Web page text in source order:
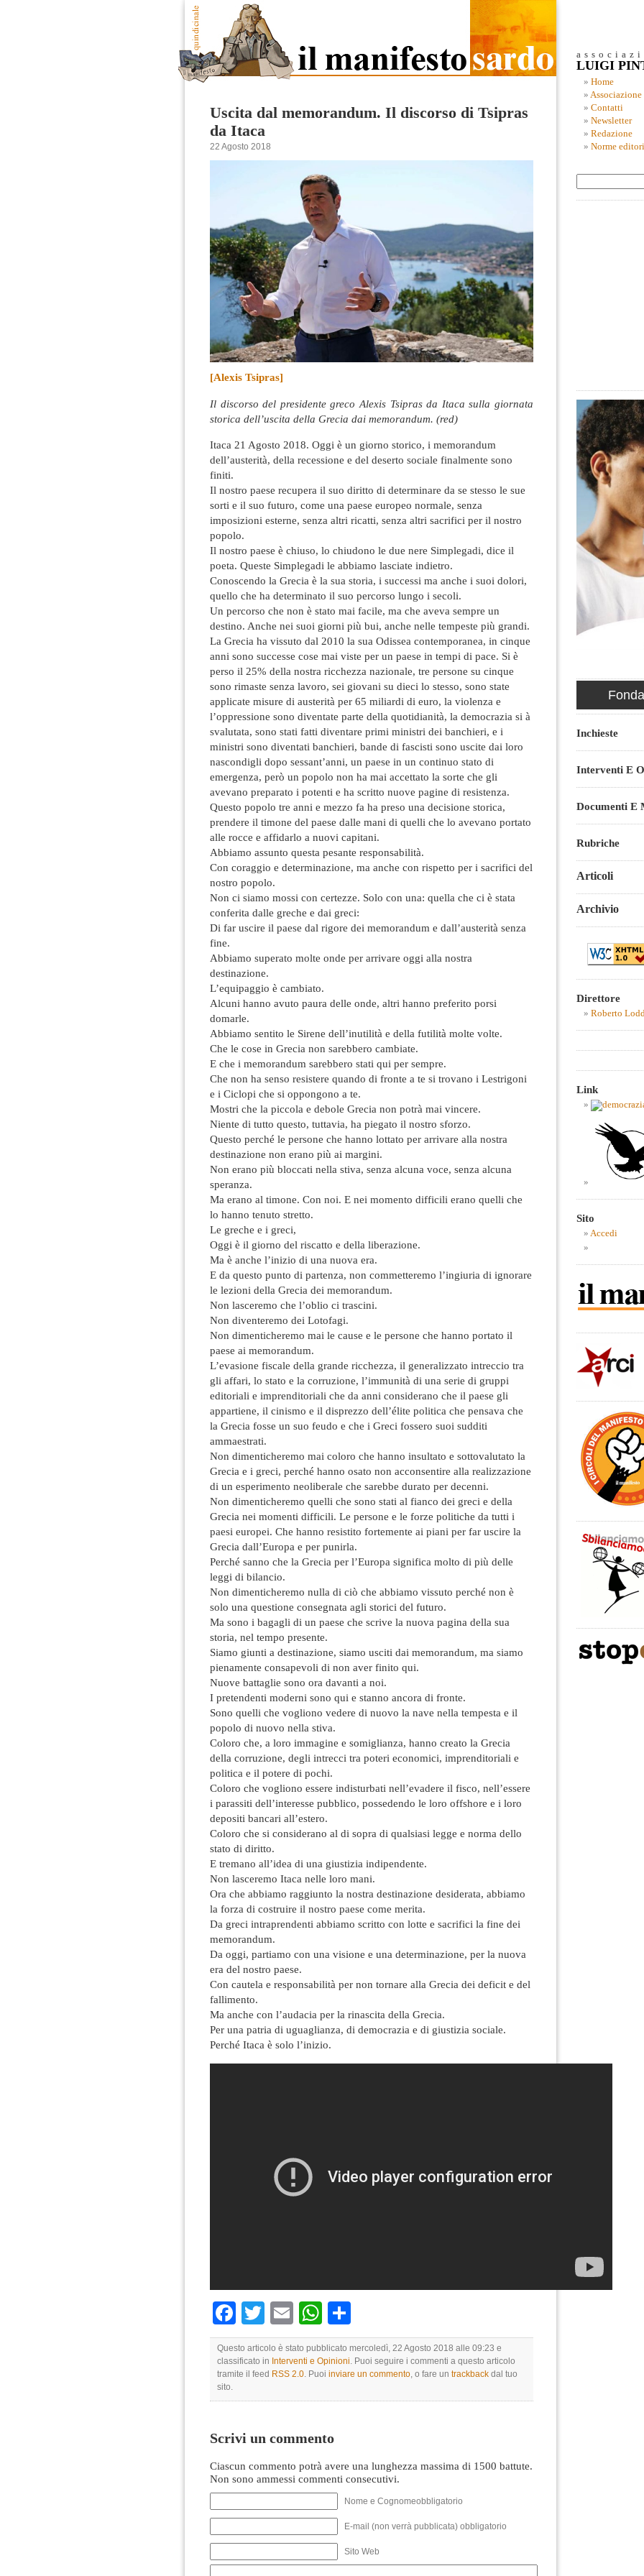
Uscita dal memorandum. Il discorso di Tsipras
da Itaca
22 Agosto 2018
[Alexis Tsipras]
Il discorso del presidente greco Alexis Tsipras da Itaca sulla giornata
storica dell’uscita della Grecia dai memorandum. (red)
Itaca 21 Agosto 2018. Oggi è un giorno storico, i memorandum
dell’austerità, della recessione e del deserto sociale finalmente sono
finiti.
Il nostro paese recupera il suo diritto di determinare da se stesso le sue
sorti e il suo futuro, come una paese europeo normale, senza
imposizioni esterne, senza altri ricatti, senza altri sacrifici per il nostro
popolo.
Il nostro paese è chiuso, lo chiudono le due nere Simplegadi, dice il
poeta. Queste Simplegadi le abbiamo lasciate indietro.
Conoscendo la Grecia è la sua storia, i successi ma anche i suoi dolori,
quello che ha determinato il suo percorso lungo i secoli.
Un percorso che non è stato mai facile, ma che aveva sempre un
destino. Anche nei suoi giorni più bui, anche nelle tempeste più grandi.
La Grecia ha vissuto dal 2010 la sua Odissea contemporanea, in cinque
anni sono successe cose mai viste per un paese in tempi di pace. Si è
perso il 25% della nostra ricchezza nazionale, tre persone su cinque
sono rimaste senza lavoro, sei giovani su dieci lo stesso, sono state
applicate misure di austerità per 65 miliardi di euro, la violenza e
l’oppressione sono diventate parte della quotidianità, la democrazia si à
svalutata, sono stati fatti diventare primi ministri dei banchieri, e i
ministri sono diventati banchieri, bande di fascisti sono uscite dai loro
nascondigli dopo sessant’anni, un paese in un continuo stato di
emergenza, però un popolo non ha mai accettato la sorte che gli
avevano preparato i potenti e ha scritto nuove pagine di resistenza.
Questo popolo tre anni e mezzo fa ha preso una decisione storica,
prendere il timone del paese dalle mani di quelli che lo avevano portato
alle rocce e affidarlo a nuovi capitani.
Abbiamo assunto questa pesante responsabilità.
Con coraggio e determinazione, ma anche con rispetto per i sacrifici del
nostro popolo.
Non ci siamo mossi con certezze. Solo con una: quella che ci è stata
conferita dalle greche e dai greci:
Di far uscire il paese dal rigore dei memorandum e dall’austerità senza
fine.
Abbiamo superato molte onde per arrivare oggi alla nostra
destinazione.
L’equipaggio è cambiato.
Alcuni hanno avuto paura delle onde, altri hanno preferito porsi
domarle.
Abbiamo sentito le Sirene dell’inutilità e della futilità molte volte.
Che le cose in Grecia non sarebbero cambiate.
E che i memorandum sarebbero stati qui per sempre.
Che non ha senso resistere quando di fronte a te si trovano i Lestrigoni
e i Ciclopi che si oppongono a te.
Mostri che la piccola e debole Grecia non potrà mai vincere.
Niente di tutto questo, tuttavia, ha piegato il nostro sforzo.
Questo perché le persone che hanno lottato per arrivare alla nostra
destinazione non erano più ai margini.
Non erano più bloccati nella stiva, senza alcuna voce, senza alcuna
speranza.
Ma erano al timone. Con noi. E nei momento difficili erano quelli che
lo hanno tenuto stretto.
Le greche e i greci,
Oggi è il giorno del riscatto e della liberazione.
Ma è anche l’inizio di una nuova era.
E da questo punto di partenza, non commetteremo l’ingiuria di ignorare
le lezioni della Grecia dei memorandum.
Non lasceremo che l’oblio ci trascini.
Non diventeremo dei Lotofagi.
Non dimenticheremo mai le cause e le persone che hanno portato il
paese ai memorandum.
L’evasione fiscale della grande ricchezza, il generalizzato intreccio tra
gli affari, lo stato e la corruzione, l’immunità di una serie di gruppi
editoriali e imprenditoriali che da anni considerano che il paese gli
appartiene, il cinismo e il disprezzo dell’élite politica che pensava che
la Grecia fosse un suo feudo e che i Greci fossero suoi sudditi
ammaestrati.
Non dimenticheremo mai coloro che hanno insultato e sottovalutato la
Grecia e i greci, perché hanno osato non acconsentire alla realizzazione
di un esperimento neoliberale che sarebbe durato per decenni.
Non dimenticheremo quelli che sono stati al fianco dei greci e della
Grecia nei momenti difficili. Le persone e le forze politiche da tutti i
paesi europei. Che hanno resistito fortemente ai piani per far uscire la
Grecia dall’Europa e per punirla.
Perché sanno che la Grecia per l’Europa significa molto di più delle
leggi di bilancio.
Non dimenticheremo nulla di ciò che abbiamo vissuto perché non è
solo una questione consegnata agli storici del futuro.
Ma sono i bagagli di un paese che scrive la nuova pagina della sua
storia, nel tempo presente.
Siamo giunti a destinazione, siamo usciti dai memorandum, ma siamo
pienamente consapevoli di non aver finito qui.
Nuove battaglie sono ora davanti a noi.
I pretendenti moderni sono qui e stanno ancora di fronte.
Sono quelli che vogliono vedere di nuovo la nave nella tempesta e il
popolo di nuovo nella stiva.
Coloro che, a loro immagine e somiglianza, hanno creato la Grecia
della corruzione, degli intrecci tra poteri economici, imprenditoriali e
politica e il potere di pochi.
Coloro che vogliono essere indisturbati nell’evadere il fisco, nell’essere
i parassiti dell’interesse pubblico, possedendo le loro offshore e i loro
depositi bancari all’estero.
Coloro che si considerano al di sopra di qualsiasi legge e norma dello
stato di diritto.
E tremano all’idea di una giustizia indipendente.
Non lasceremo Itaca nelle loro mani.
Ora che abbiamo raggiunto la nostra destinazione desiderata, abbiamo
la forza di costruire il nostro paese come merita.
Da greci intraprendenti abbiamo scritto con lotte e sacrifici la fine dei
memorandum.
Da oggi, partiamo con una visione e una determinazione, per la nuova
era del nostro paese.
Con cautela e responsabilità per non tornare alla Grecia dei deficit e del
fallimento.
Ma anche con l’audacia per la rinascita della Grecia.
Per una patria di uguaglianza, di democrazia e di giustizia sociale.
Perché Itaca è solo l’inizio.
Facebook
TwitterEmailWhatsApp
Questo articolo è stato pubblicato mercoledì, 22 Agosto 2018 alle 09:23 e
classificato in Interventi e Opinioni . Puoi seguire i commenti a questo articolo
tramite il feed RSS 2.0 . Puoi inviare un commento , o fare un trackback dal tuo
sito.
Scrivi un commento
Ciascun commento potrà avere una lunghezza massima di 1500 battute.
Non sono ammessi commenti consecutivi.
Nome e Cognomeobbligatorio
E-mail (non verrà pubblicata) obbligatorio
Sito Web
LUIGI
Home
Associazione
Contatti
Newsletter
Redazione
Norme
Inchieste
Interventi E
Documenti E
Rubriche
Articoli
Archivio
Direttore
Roberto
Link
Sito
Accedi